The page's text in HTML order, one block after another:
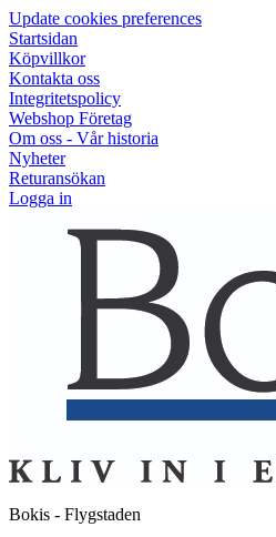
Update cookies preferences
Startsidan
Köpvillkor
Kontakta oss
Integritetspolicy
Webshop Företag
Om oss - Vår historia
Nyheter
Returansökan
Logga in
Bokis - Flygstaden